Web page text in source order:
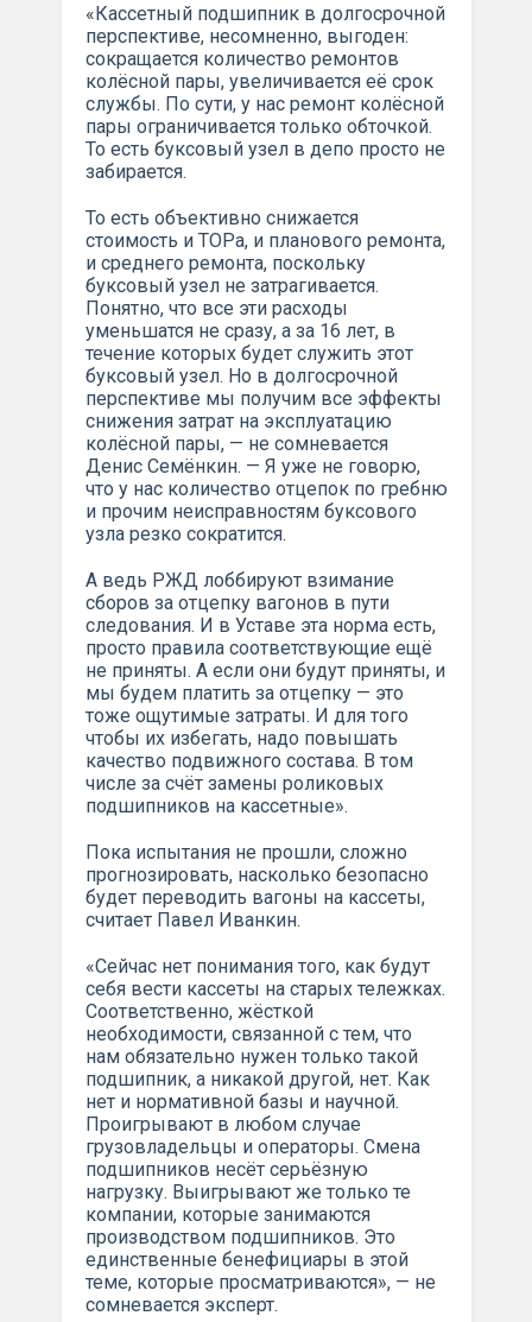
«Кассетный подшипник в долгосрочной
перспективе, несомненно, выгоден:
сокращается количество ремонтов
колёсной пары, увеличивается её срок
службы. По сути, у нас ремонт колёсной
пары ограничивается только обточкой.
То есть буксовый узел в депо просто не
забирается.
То есть объективно снижается
стоимость и ТОРа, и планового ремонта,
и среднего ремонта, поскольку
буксовый узел не затрагивается.
Понятно, что все эти расходы
уменьшатся не сразу, а за 16 лет, в
течение которых будет служить этот
буксовый узел. Но в долгосрочной
перспективе мы получим все эффекты
снижения затрат на эксплуатацию
колёсной пары, — не сомневается
Денис Семёнкин. — Я уже не говорю,
что у нас количество отцепок по гребню
и прочим неисправностям буксового
узла резко сократится.
А ведь РЖД лоббируют взимание
сборов за отцепку вагонов в пути
следования. И в Уставе эта норма есть,
просто правила соответствующие ещё
не приняты. А если они будут приняты, и
мы будем платить за отцепку — это
тоже ощутимые затраты. И для того
чтобы их избегать, надо повышать
качество подвижного состава. В том
числе за счёт замены роликовых
подшипников на кассетные».
Пока испытания не прошли, сложно
прогнозировать, насколько безопасно
будет переводить вагоны на кассеты,
считает Павел Иванкин.
«Сейчас нет понимания того, как будут
себя вести кассеты на старых тележках.
Соответственно, жёсткой
необходимости, связанной с тем, что
нам обязательно нужен только такой
подшипник, а никакой другой, нет. Как
нет и нормативной базы и научной.
Проигрывают в любом случае
грузовладельцы и операторы. Смена
подшипников несёт серьёзную
нагрузку. Выигрывают же только те
компании, которые занимаются
производством подшипников. Это
единственные бенефициары в этой
теме, которые просматриваются», — не
сомневается эксперт.